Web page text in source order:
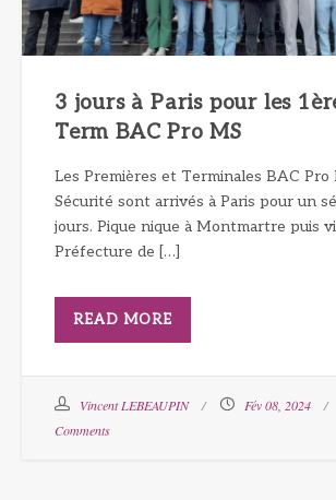
3 jours à Paris pour les
Term BAC Pro MS
Les Premières et Terminales BAC Pro
Sécurité sont arrivés à Paris pour un
jours. Pique nique à Montmartre puis
Préfecture de […]
READ MORE
Vincent LEBEAUPIN Fév 08, 2024
Comments